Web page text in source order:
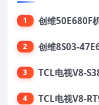
1 创维50E680F
2 创维8S03-
3
4